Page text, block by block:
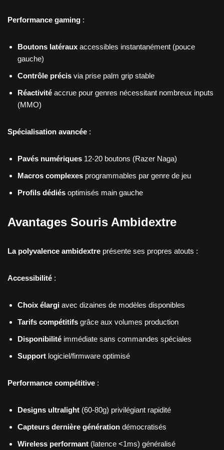
Performance gaming :
Boutons latéraux accessibles instantanément (pouce
gauche)
Contrôle précis via prise palm grip stable
Réactivité accrue pour genres nécessitant nombreux inputs
(MMO)
Spécialisation avancée :
Pavés numériques 12-20 boutons (Razer Naga)
Macros complexes programmables par genre de jeu
Profils dédiés optimisés main gauche
Avantages Souris Ambidextre
La polyvalence ambidextre présente ses propres atouts :
Accessibilité :
Choix élargi avec dizaines de modèles disponibles
Tarifs compétitifs grâce aux volumes production
Disponibilité immédiate sans commandes spéciales
Support logiciel/firmware optimisé
Performance compétitive :
Designs ultralight (60-80g) privilégiant rapidité
Capteurs dernière génération démocratisés
Wireless performant (latence <1ms) généralisé